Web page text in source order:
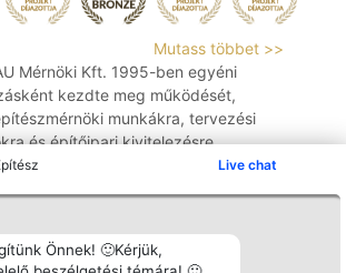
Live chat
Önnek! 🙂Kérjük,
Mutass többet >>
Mérnöki Kft. 1995-ben egyéni
kezdte meg működését,
munkákra, tervezési
és építőipari kivitelezésre
Az évek során